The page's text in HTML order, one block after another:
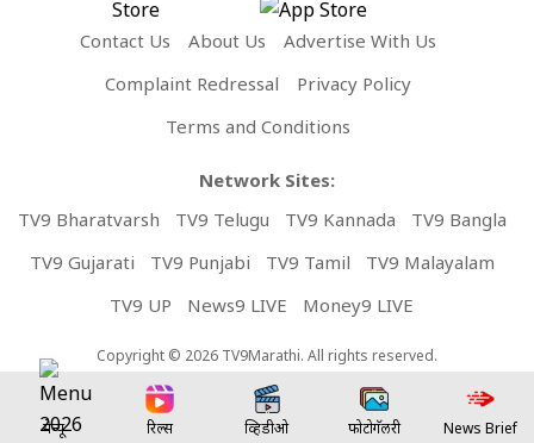
Contact Us About Us
Advertise With Us
Complaint Redressal
Privacy Policy
Terms and Conditions
Network Sites:
TV9 Bharatvarsh
TV9 Telugu TV9 Kannada
TV9 Bangla
TV9 Gujarati
TV9 Punjabi TV9 Tamil
TV9 Malayalam
TV9 UP
News9 LIVE Money9 LIVE
Copyright © 2026 TV9Marathi. All rights reserved.
मेन्यू रिल्स व्हिडीओ फोटोगॅलरी News Brief